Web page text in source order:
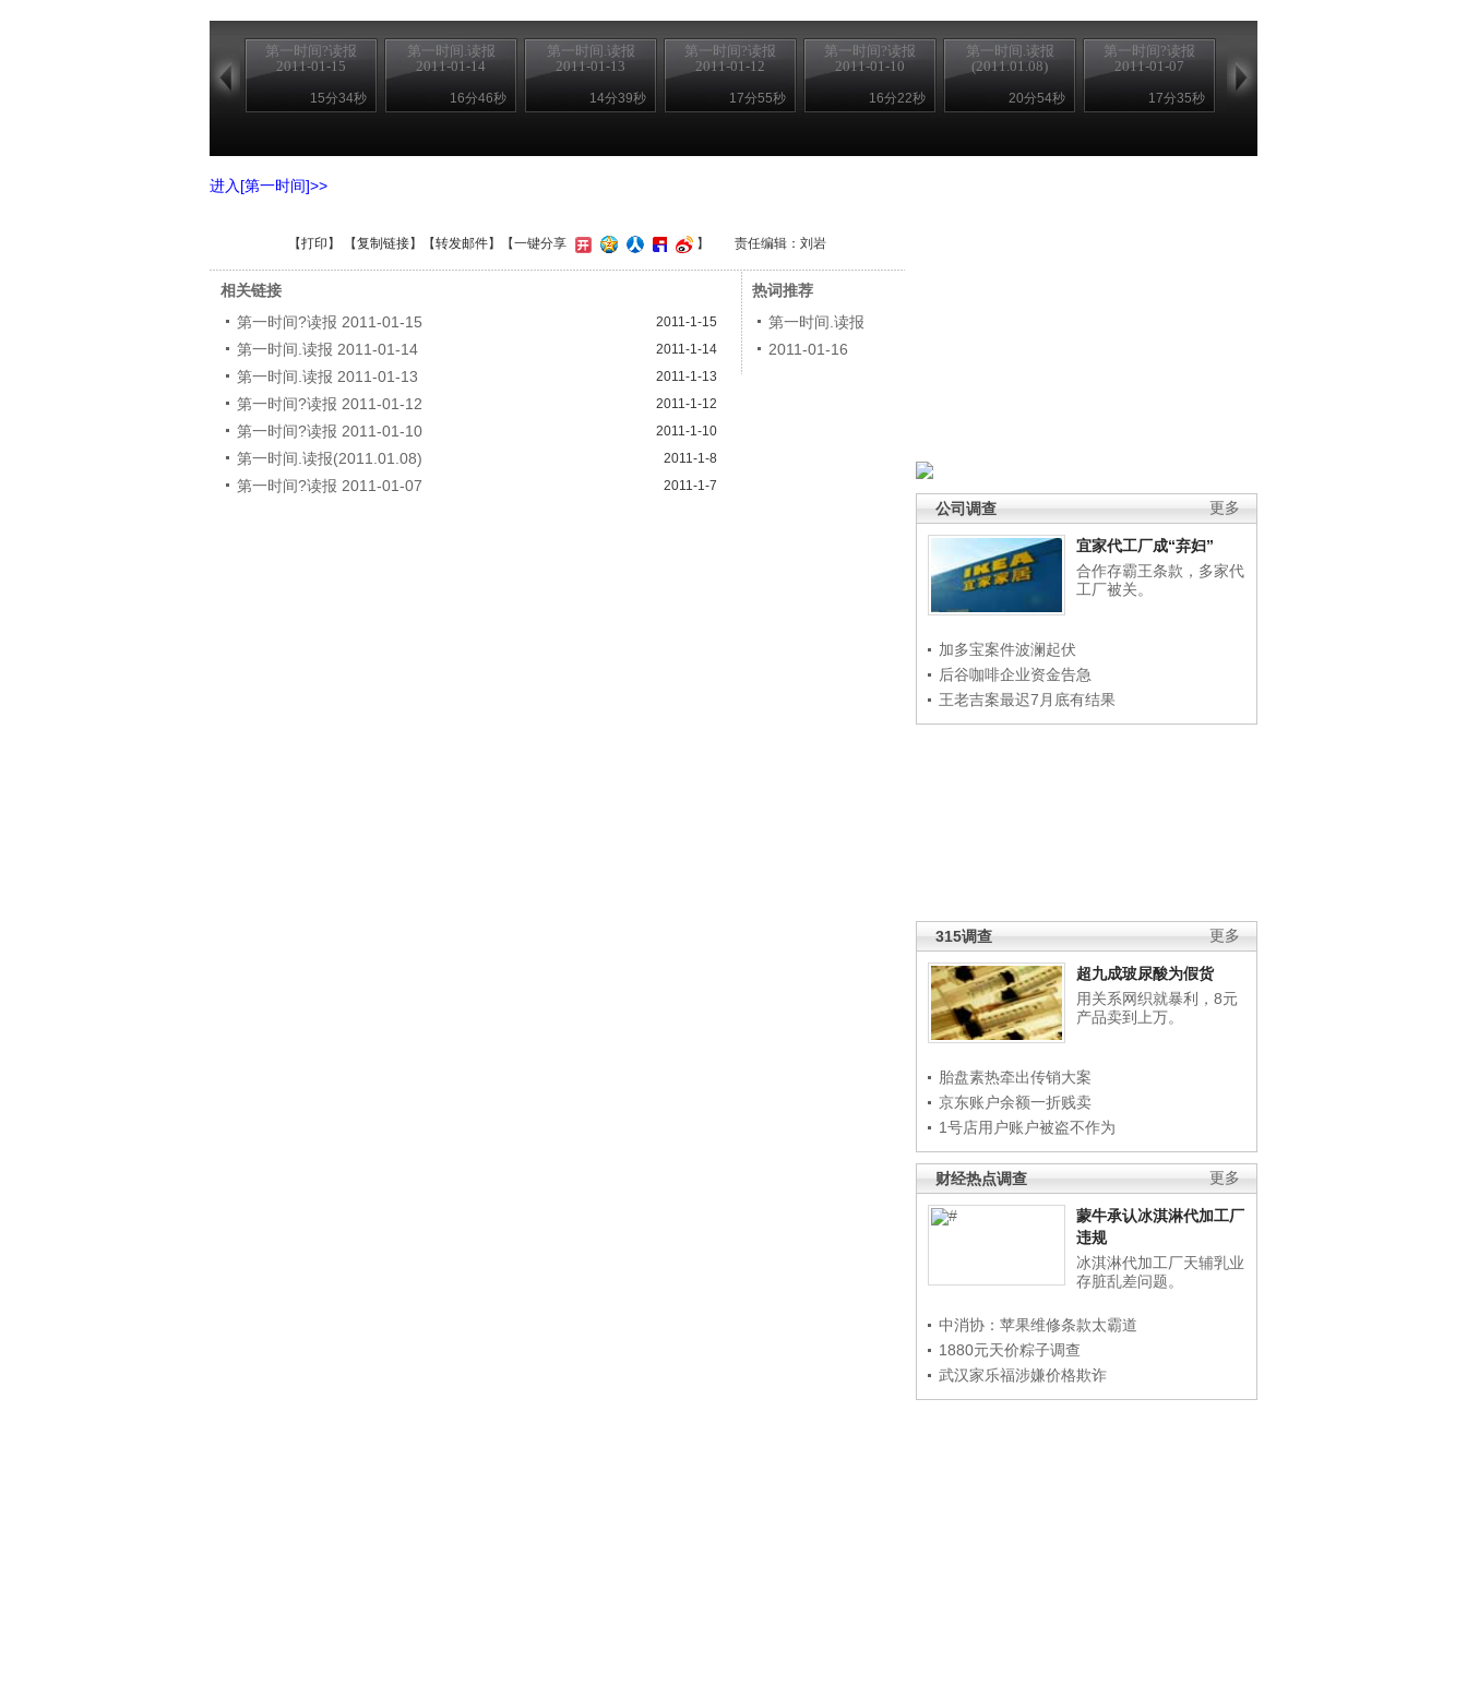
第一时间?读报
2011-01-15
15分34秒
第一时间.读报
2011-01-14
16分46秒
第一时间.读报
2011-01-13
14分39秒
第一时间?读报
2011-01-12
17分55秒
第一时间?读报
2011-01-10
16分22秒
第一时间.读报
(2011.01.08)
20分54秒
第一时间?读报
2011-01-07
17分35秒
更多
公司调查
宜家代工厂成“弃妇”
合作存霸王条款，多家代
工厂被关。
加多宝案件波澜起伏
后谷咖啡企业资金告急
王老吉案最迟7月底有结果
更多
315调查
超九成玻尿酸为假货
用关系网织就暴利，8元
产品卖到上万。
胎盘素热牵出传销大案
京东账户余额一折贱卖
1号店用户账户被盗不作为
更多
财经热点调查
蒙牛承认冰淇淋代加工厂
违规
冰淇淋代加工厂天辅乳业
存脏乱差问题。
中消协：苹果维修条款太霸道
1880元天价粽子调查
武汉家乐福涉嫌价格欺诈
进入[第一时间]>>
【打印 】 【复制链接】【转发邮件】 【一键分享 】 责任编辑：刘岩
相关链接
第一时间?读报 2011-01-15
2011-1-15
第一时间.读报 2011-01-14 2011-1-14
第一时间.读报 2011-01-13 2011-1-13
第一时间?读报 2011-01-12 2011-1-12
第一时间?读报 2011-01-10 2011-1-10
第一时间.读报(2011.01.08) 2011-1-8
第一时间?读报 2011-01-07 2011-1-7
热词推荐
第一时间.读报
2011-01-16